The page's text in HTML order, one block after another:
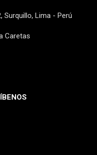
Surquillo, Lima - Perú
Caretas